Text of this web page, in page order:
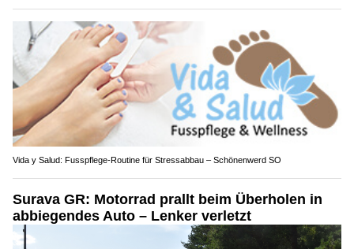
Vida y Salud: Fusspflege-Routine für Stressabbau – Schönenwerd SO
Surava GR: Motorrad prallt beim Überholen in
abbiegendes Auto – Lenker verletzt